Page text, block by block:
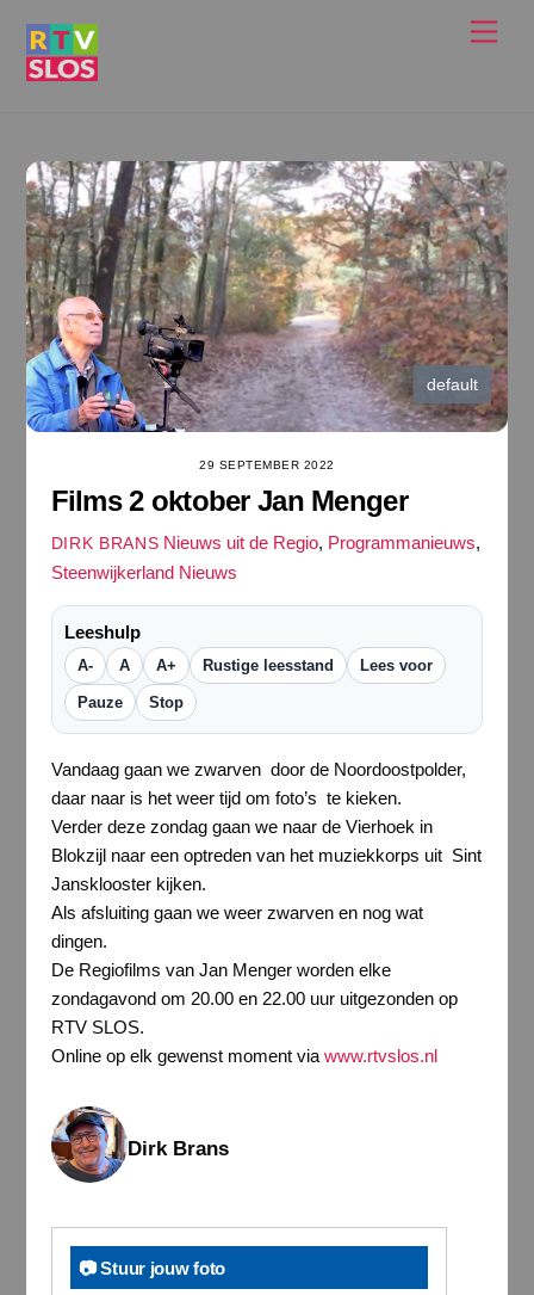
default
29 SEPTEMBER 2022
Films 2 oktober Jan Menger
DIRK BRANS Nieuws uit de Regio, Programmanieuws,
Steenwijkerland Nieuws
Leeshulp
A- A A+ Rustige leesstand Lees voor
Pauze Stop
Vandaag gaan we zwarven door de Noordoostpolder,
daar naar is het weer tijd om foto’s te kieken.
Verder deze zondag gaan we naar de Vierhoek in
Blokzijl naar een optreden van het muziekkorps uit Sint
Jansklooster kijken.
Als afsluiting gaan we weer zwarven en nog wat
dingen.
De Regiofilms van Jan Menger worden elke
zondagavond om 20.00 en 22.00 uur uitgezonden op
RTV SLOS.
Online op elk gewenst moment via www.rtvslos.nl
Dirk Brans
📷 Stuur jouw foto